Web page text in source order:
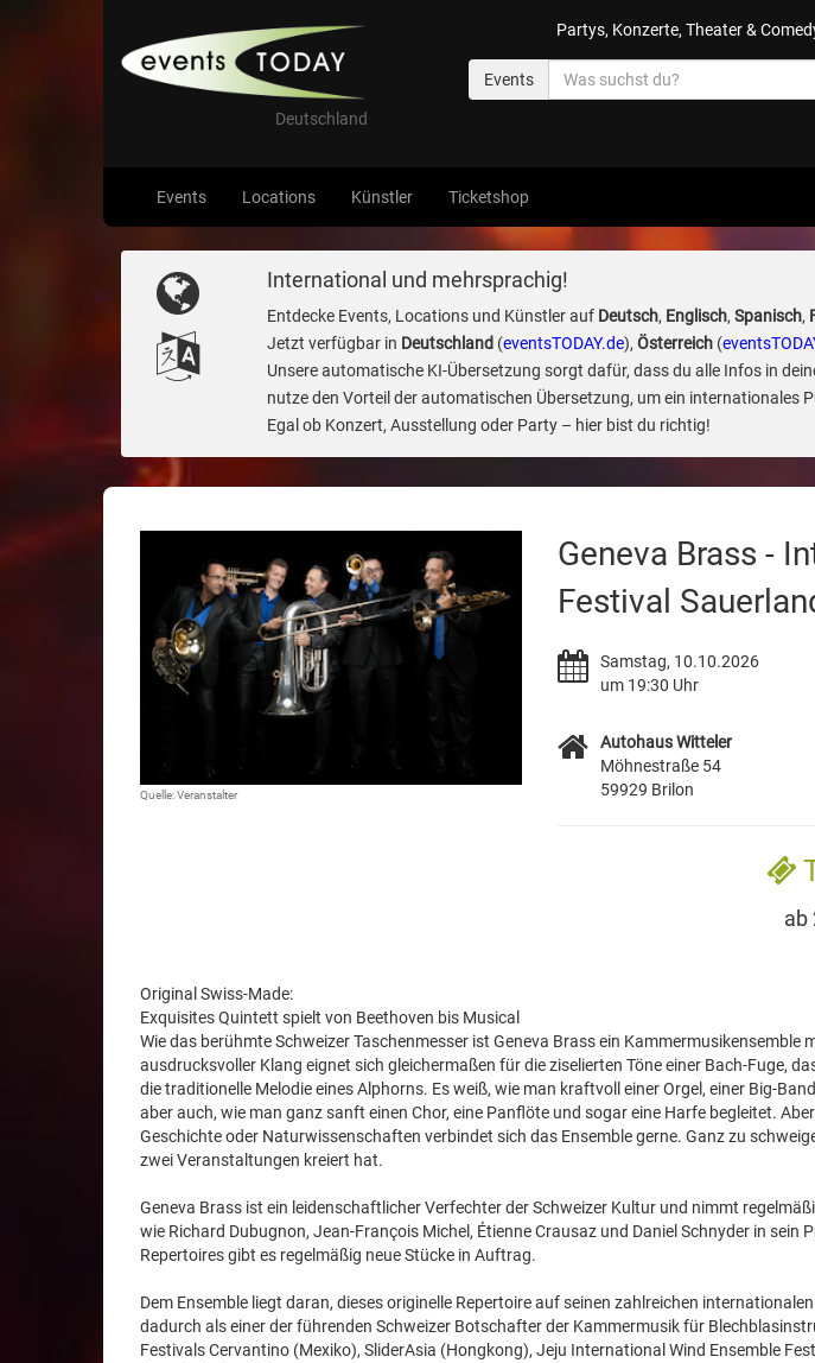
Deutschland
Partys, Konzerte, Theater &
Events
Events Locations Künstler Ticketshop
International und mehrsprachig!
Entdecke Events, Locations und Künstler auf Deutsch, Englisch, Spanisch,
Jetzt verfügbar in Deutschland (eventsTODAY.de), Österreich(
Unsere automatische KI-Übersetzung sorgt dafür, dass du alle Infos in
nutze den Vorteil der automatischen Übersetzung, um ein internationales
Egal ob Konzert, Ausstellung oder Party – hier bist du richtig!
Quelle: Veranstalter
Geneva Brass -
Festival
Samstag, 10.10.2026
um 19:30 Uhr
Autohaus Witteler
Möhnestraße 54
59929 Brilon
ab
Original Swiss-Made:
Exquisites Quintett spielt von Beethoven bis Musical
Wie das berühmte Schweizer Taschenmesser ist Geneva Brass ein Kammermusikensemble
ausdrucksvoller Klang eignet sich gleichermaßen für die ziselierten Töne einer Bach-Fuge,
die traditionelle Melodie eines Alphorns. Es weiß, wie man kraftvoll einer Orgel, einer Big-
aber auch, wie man ganz sanft einen Chor, eine Panflöte und sogar eine Harfe begleitet.
Geschichte oder Naturwissenschaften verbindet sich das Ensemble gerne. Ganz zu
zwei Veranstaltungen kreiert hat.
Geneva Brass ist ein leidenschaftlicher Verfechter der Schweizer Kultur und nimmt
wie Richard Dubugnon, Jean-François Michel, Étienne Crausaz und Daniel Schnyder in sein
Repertoires gibt es regelmäßig neue Stücke in Auftrag.
Dem Ensemble liegt daran, dieses originelle Repertoire auf seinen zahlreichen
dadurch als einer der führenden Schweizer Botschafter der Kammermusik für
Festivals Cervantino (Mexiko), SliderAsia (Hongkong), Jeju International Wind Ensemble